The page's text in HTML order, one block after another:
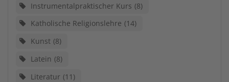
Instrumentalpraktischer Kurs 8
Katholische Religionslehre 14
Kunst 8
Latein 8
Literatur 11